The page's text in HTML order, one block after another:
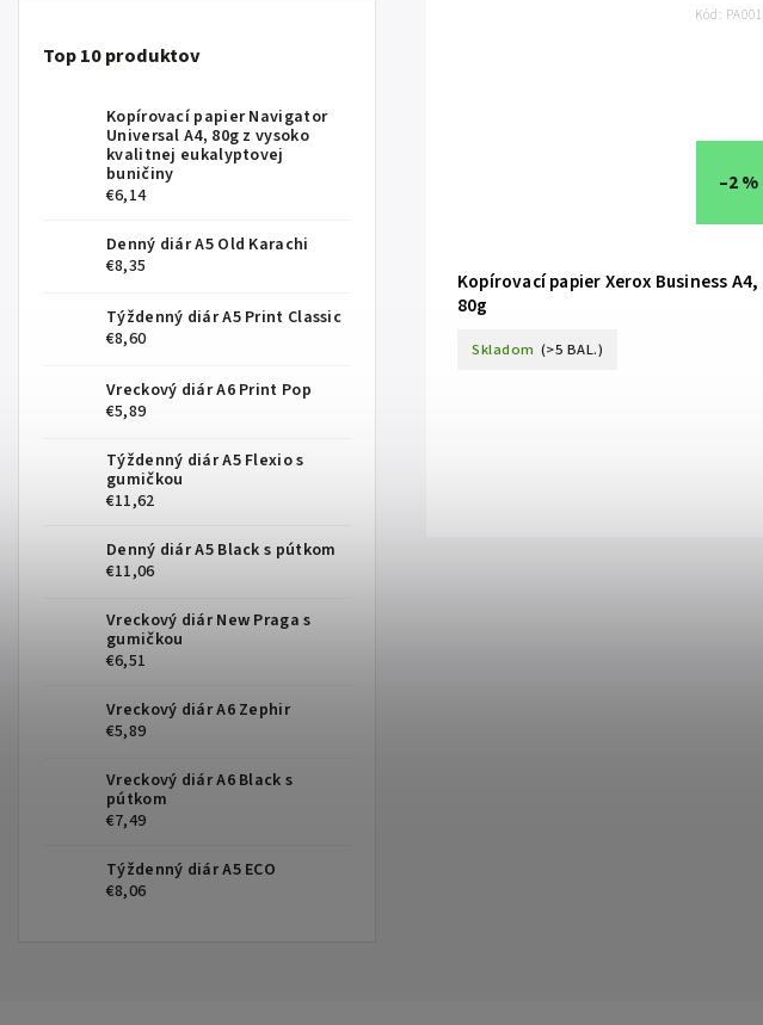
Top 10 produktov
Kopírovací papier Navigator
Universal A4, 80g z vysoko
kvalitnej eukalyptovej
buničiny
€6,14
Denný diár A5 Old Karachi
€8,35
Týždenný diár A5 Print Classic
€8,60
Vreckový diár A6 Print Pop
€5,89
Týždenný diár A5 Flexio s
gumičkou
€11,62
Denný diár A5 Black s pútkom
€11,06
Vreckový diár New Praga s
gumičkou
€6,51
Vreckový diár A6 Zephir
€5,89
Vreckový diár A6 Black s
pútkom
€7,49
Týždenný diár A5 ECO
€8,06
–2 %
Kopírovací papier Xerox Business A4,
80g
Skladom (>5 BAL.)
Kód: